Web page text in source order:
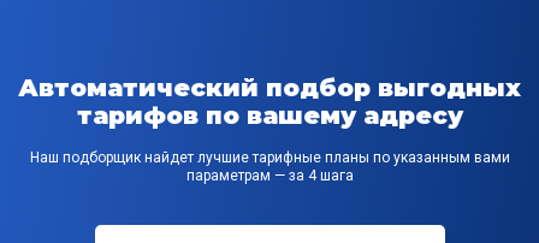
Автоматический подбор выгодных
тарифов по вашему адресу
Наш подборщик найдет лучшие тарифные планы по указанным вами
параметрам — за 4 шага